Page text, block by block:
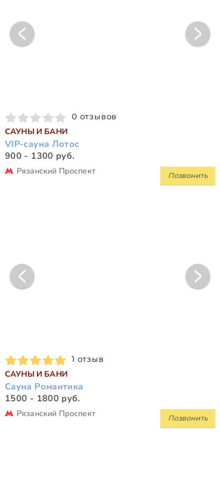
0 отзывов
САУНЫ И БАНИ
VIP-сауна Лотос
900 - 1300 руб.
Позвонить
Рязанский Проспект
1 отзыв
САУНЫ И БАНИ
Сауна Романтика
1500 - 1800 руб.
Позвонить
Рязанский Проспект